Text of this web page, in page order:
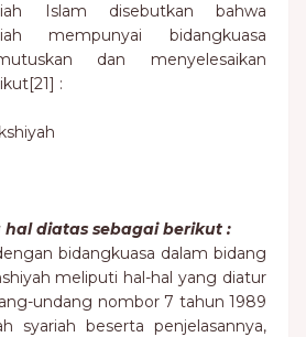
Islam disebutkan bahwa
mempunyai bidangkuasa
dan menyelesaikan
:
diatas sebagai berikut :
bidangkuasa dalam bidang
meliputi hal-hal yang diatur
undang nombor 7 tahun 1989
syariah beserta penjelasannya,